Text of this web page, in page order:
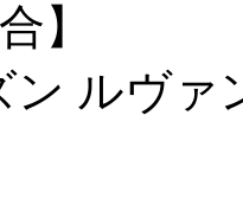
】
ン ルヴ